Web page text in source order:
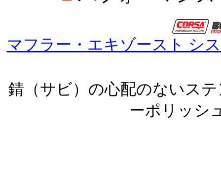
マフラー・エキゾースト シ
錆（サビ）の心配のないス
ーポリッシ